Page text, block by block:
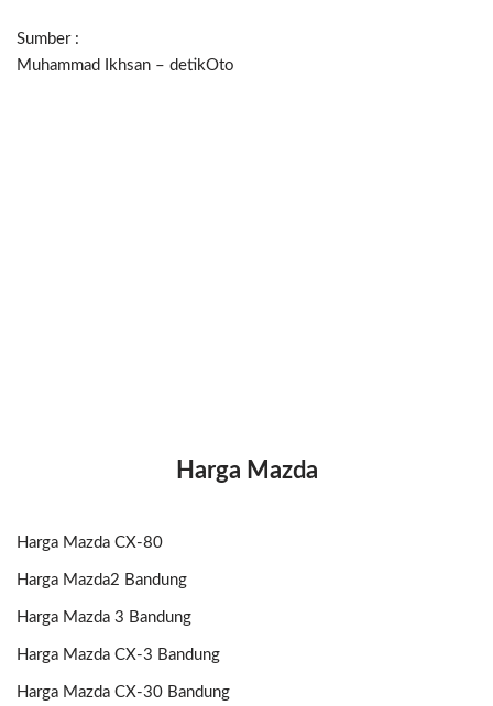
Sumber :
Muhammad Ikhsan – detikOto
Harga Mazda
Harga Mazda CX-80
Harga Mazda2 Bandung
Harga Mazda 3 Bandung
Harga Mazda CX-3 Bandung
Harga Mazda CX-30 Bandung